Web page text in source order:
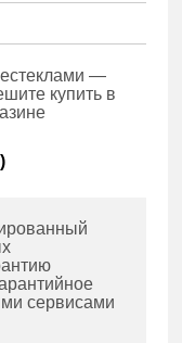
—
купить в
)
сервисами